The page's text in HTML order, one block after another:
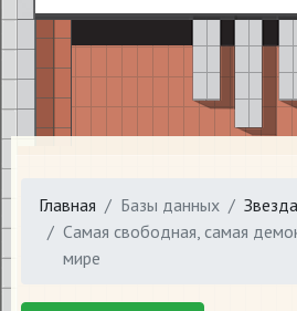
Главная Базы данных
Звезда
Самая свободная, самая
мире